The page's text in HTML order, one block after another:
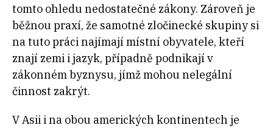
tomto ohledu nedostatečné zákony. Zároveň je
běžnou praxí, že samotné zločinecké skupiny si
na tuto práci najímají místní obyvatele, kteří
znají zemi i jazyk, případně podnikají v
zákonném byznysu, jímž mohou nelegální
činnost zakrýt.
V Asii i na obou amerických kontinentech je